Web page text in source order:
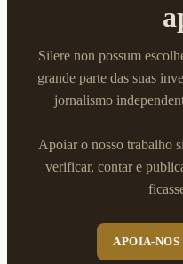
Silere non possum
grande parte das suas
jornalismo
Apoiar o nosso trabalho
verificar, contar e
APOIA-NOS